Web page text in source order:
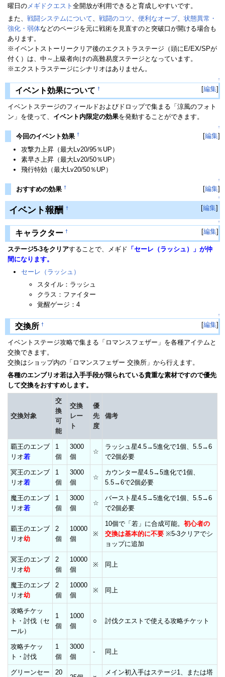
曜日の メギドクエスト 全開放が利用できると育成しやすいです。
また、 戦闘システムについて 戦闘のコツ 便利なオーブ
状態異常・
強化・弱体などのページを元に戦術を見直すのと突破口が開ける場合も
あります。
※イベントストーリークリア後のエクストラステージ（頭にE/EX/SPが
付く）は、中～上級者向けの高難易度ステージとなっています。
※エクストラステージにシナリオはありません。
↑
イベント効果について † [編集]
イベントステージのフィールドおよびドロップで集まる「涼風のフォト
ン」を使って、 イベント内限定の効果を発動することができます。
↑
今回のイベント効果 † [編集]
攻撃力上昇（最大Lv20/95％UP）
素早さ上昇（最大Lv20/50％UP）
飛行特効（最大Lv20/50％UP）
↑
おすすめの効果 † [編集]
↑
イベント報酬 † [編集]
↑
キャラクター † [編集]
ステージ5-3をクリアすることで、メギド 「セーレ（ラッシュ）」が仲
間になります。
セーレ（ラッシュ）
スタイル：ラッシュ
クラス：ファイター
覚醒ゲージ：4
↑
交換所 † [編集]
イベントステージ攻略で集まる「ロマンスフェザー」を各種アイテムと
交換できます。
交換はショップ内の「ロマンスフェザー 交換所」から行えます。
各種のエンブリオ若は入手手段が限られている貴重な素材ですので優先
して交換をおすすめします。
交換対象
交
換
可
能
交換
レー
ト
優
先
度
備考
覇王のエンブ
リオ若
1
個
3000
個
☆
ラッシュ星4.5→5進化で1個、5.5→6
で2個必要
冥王のエンブ
リオ若
1
個
3000
個
☆
カウンター星4.5→5進化で1個、
5.5→6で2個必要
魔王のエンブ
リオ若
1
個
3000
個
☆
バースト星4.5→5進化で1個、5.5→6
で2個必要
覇王のエンブ
リオ幼
2
個
10000
個
※
10個で「若」に合成可能。 初心者の
交換は基本的に不要 ※5-3クリアでシ
ョップに追加
冥王のエンブ
リオ幼
2
個
10000
個
※ 同上
魔王のエンブ
リオ幼
2
個
10000
個
※ 同上
攻略チケッ
ト・討伐（セ
ール）
1
個
1000
個
○ 討伐クエストで使える攻略チケット
攻略チケッ
ト・討伐
1
個
3000
個
- 同上
グリーンセー 20 メイン初入手はステージ1、または塔